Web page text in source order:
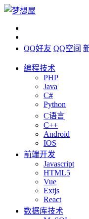
QQ好友 QQ空间
编程技术
PHP
Java
C#
Python
C语言
C++
Android
IOS
前端开发
Javascript
HTML5
Vue
Extjs
React
数据库技术